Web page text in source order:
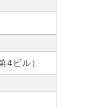
4ビル）